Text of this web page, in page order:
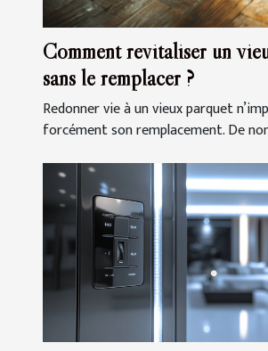
Comment revitaliser un
sans le remplacer ?
Redonner vie à un vieux parquet
forcément son remplacement. De